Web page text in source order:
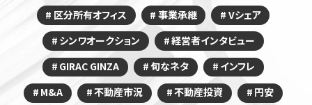
区分所有オフィス
事業承継
Vシェア
シンワオークション
経営者インタビュー
GIRAC GINZA
旬なネタ
インフレ
M&A
不動産市況 不動産投資
円安